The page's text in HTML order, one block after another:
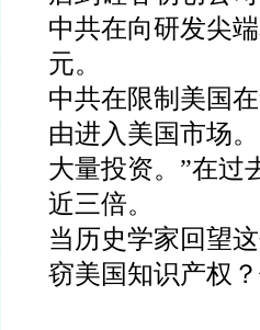
中共在向研发尖
元。
中共在限制美国
由进入美国市场
大量投资。”在过
近三倍。
当历史学家回望
窃美国知识产权